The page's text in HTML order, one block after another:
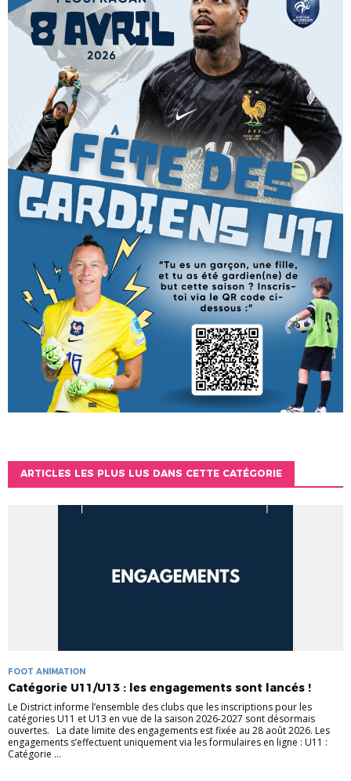
ARTICLES LES PLUS LUS DANS CETTE CATÉGORIE
FOOT ANIMATION
Catégorie U11/U13 : les engagements sont lancés !
Le District informe l’ensemble des clubs que les inscriptions pour les
catégories U11 et U13 en vue de la saison 2026-2027 sont désormais
ouvertes. La date limite des engagements est fixée au 28 août 2026. Les
engagements s’effectuent uniquement via les formulaires en ligne : U11 :
Catégorie ...